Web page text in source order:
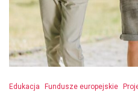
Edukacja Fundusze europejskie